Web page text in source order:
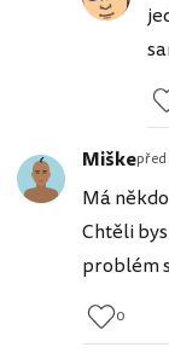
Miške
Má
Chtěli
problém
0